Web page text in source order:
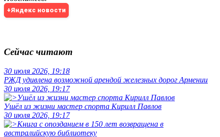
+Яндекс новости
Сейчас читают
30 июля 2026, 19:18
РЖД удивлена возможной арендой железных дорог Армении
30 июля 2026, 19:17
Ушёл из жизни мастер спорта Кирилл Павлов
30 июля 2026, 19:17